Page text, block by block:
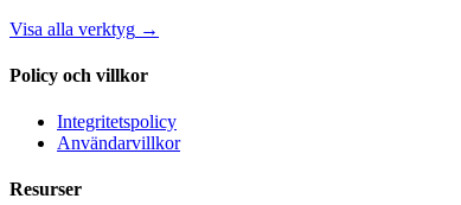
Visa alla verktyg →
Policy och villkor
Integritetspolicy
Användarvillkor
Resurser